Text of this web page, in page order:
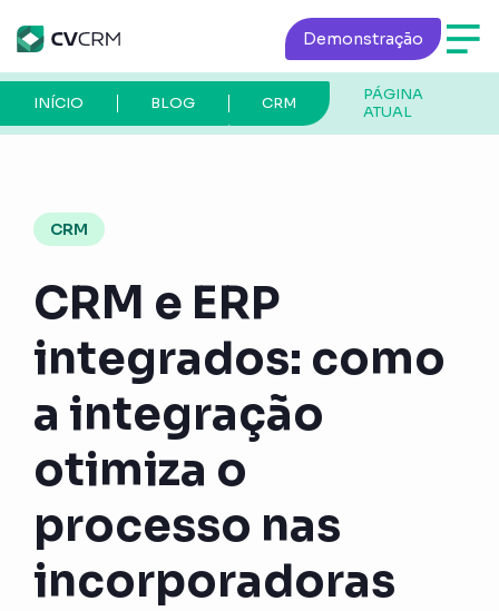
Demonstração
PÁGINA
ATUAL
CRM
BLOG
INÍCIO
CRM
CRM e ERP
integrados: como
a integração
otimiza o
processo nas
incorporadoras